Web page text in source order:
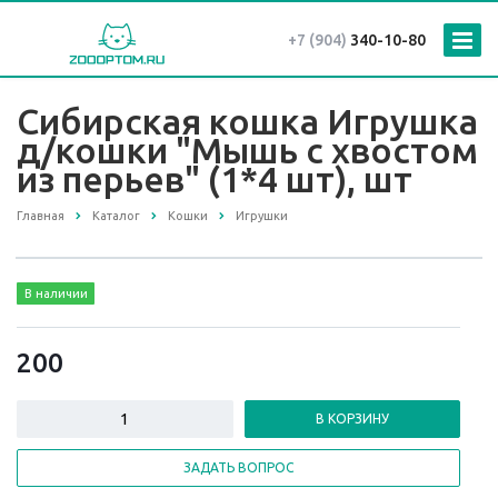
+7 (904) 340-10-80
Сибирская кошка Игрушка
д/кошки "Мышь с хвостом
из перьев" (1*4 шт), шт
Главная Каталог Кошки Игрушки
В наличии
200
В КОРЗИНУ
ЗАДАТЬ ВОПРОС